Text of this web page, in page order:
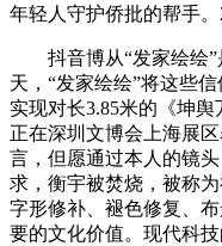
年轻人守护侨批的帮手。
抖音博从“发家绘绘”
天，“发家绘绘”将这些
实现对长3.85米的《坤舆
正在深圳文博会上海展
言，但愿通过本人的镜
求，衡宇被焚烧，被称
字形修补、褪色修复、
要的文化价值。现代科